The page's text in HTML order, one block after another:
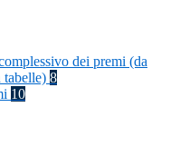
dei premi (da
tabelle) 8
10